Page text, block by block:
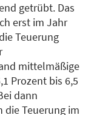
getrübt. Das
erst im Jahr
Teuerung
mittelmäßige
Prozent bis 6,5
dann
die Teuerung im